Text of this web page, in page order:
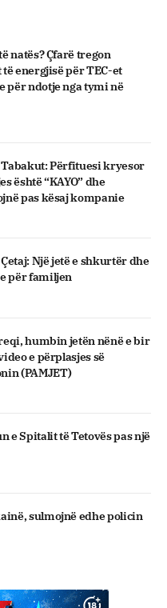
natës? Çfarë tregon
energjisë për TEC-et
për ndotje nga tymi në
Përfituesi kryesor
është “KAYO” dhe
pas kësaj kompanie
Një jetë e shkurtër dhe
për familjen
humbin jetën nënë e bir
e përplasjes së
(PAMJET)
e Spitalit të Tetovës pas një
sulmojnë edhe policin